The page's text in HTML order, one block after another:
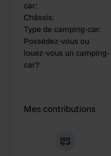
car:
Châssis:
Type de camping-car:
Possédez-vous ou
louez-vous un camping-
car?
Mes contributions